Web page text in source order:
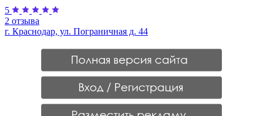
5
2 отзыва
г. Краснодар, ул. Пограничная д. 44